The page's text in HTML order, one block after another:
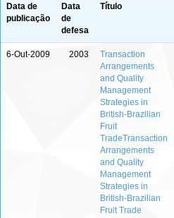
Data de
publicação
Data
de
defesa
Título
6-Out-2009 2003
Transaction
Arrangements
and Quality
Management
Strategies in
British-Brazilian
Fruit
TradeTransaction
Arrangements
and Quality
Management
Strategies in
British-Brazilian
Fruit Trade